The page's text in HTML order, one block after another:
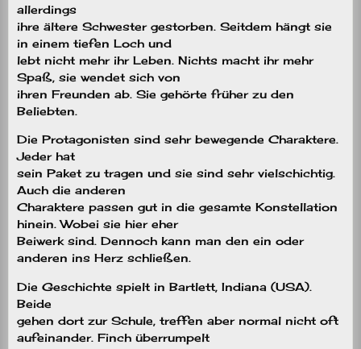
allerdings
ihre ältere Schwester gestorben. Seitdem hängt sie
in einem tiefen Loch und
lebt nicht mehr ihr Leben. Nichts macht ihr mehr
Spaß, sie wendet sich von
ihren Freunden ab. Sie gehörte früher zu den
Beliebten.
Die Protagonisten sind sehr bewegende Charaktere.
Jeder hat
sein Paket zu tragen und sie sind sehr vielschichtig.
Auch die anderen
Charaktere passen gut in die gesamte Konstellation
hinein. Wobei sie hier eher
Beiwerk sind. Dennoch kann man den ein oder
anderen ins Herz schließen.
Die Geschichte spielt in Bartlett, Indiana (USA).
Beide
gehen dort zur Schule, treffen aber normal nicht oft
aufeinander. Finch überrumpelt